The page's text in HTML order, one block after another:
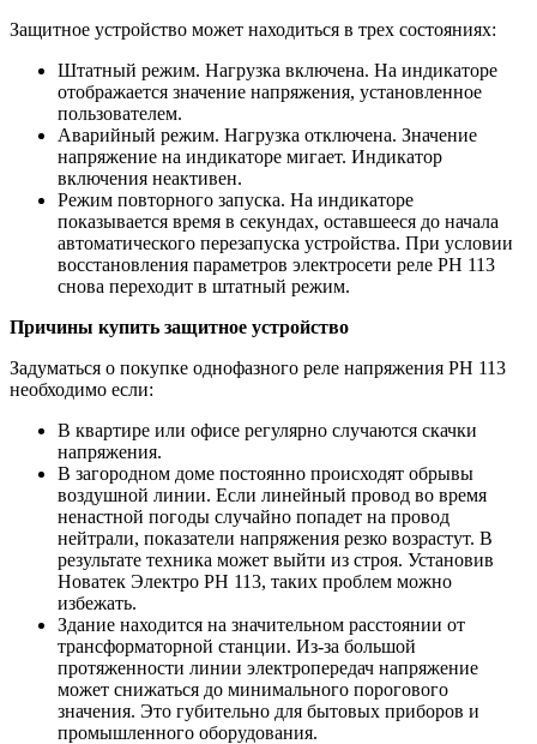
Защитное устройство может находиться в трех состояниях:
Штатный режим. Нагрузка включена. На индикаторе
отображается значение напряжения, установленное
пользователем.
Аварийный режим. Нагрузка отключена. Значение
напряжение на индикаторе мигает. Индикатор
включения неактивен.
Режим повторного запуска. На индикаторе
показывается время в секундах, оставшееся до начала
автоматического перезапуска устройства. При условии
восстановления параметров электросети реле РН 113
снова переходит в штатный режим.
Причины купить защитное устройство
Задуматься о покупке однофазного реле напряжения РН 113
необходимо если:
В квартире или офисе регулярно случаются скачки
напряжения.
В загородном доме постоянно происходят обрывы
воздушной линии. Если линейный провод во время
ненастной погоды случайно попадет на провод
нейтрали, показатели напряжения резко возрастут. В
результате техника может выйти из строя. Установив
Новатек Электро РН 113, таких проблем можно
избежать.
Здание находится на значительном расстоянии от
трансформаторной станции. Из-за большой
протяженности линии электропередач напряжение
может снижаться до минимального порогового
значения. Это губительно для бытовых приборов и
промышленного оборудования.